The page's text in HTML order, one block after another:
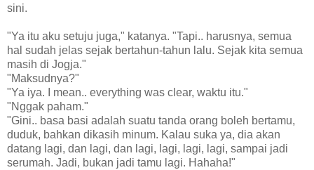
sini.
"Ya itu aku setuju juga," katanya. "Tapi.. harusnya, semua
hal sudah jelas sejak bertahun-tahun lalu. Sejak kita semua
masih di Jogja."
"Maksudnya?"
"Ya iya. I mean.. everything was clear, waktu itu."
"Nggak paham."
"Gini.. basa basi adalah suatu tanda orang boleh bertamu,
duduk, bahkan dikasih minum. Kalau suka ya, dia akan
datang lagi, dan lagi, dan lagi, lagi, lagi, lagi, sampai jadi
serumah. Jadi, bukan jadi tamu lagi. Hahaha!"